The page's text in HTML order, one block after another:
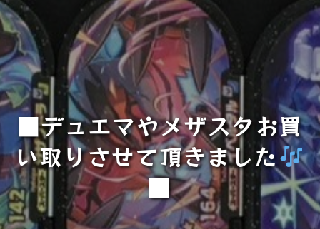
■デュエマやメザスタお買
い取りさせて頂きました
■